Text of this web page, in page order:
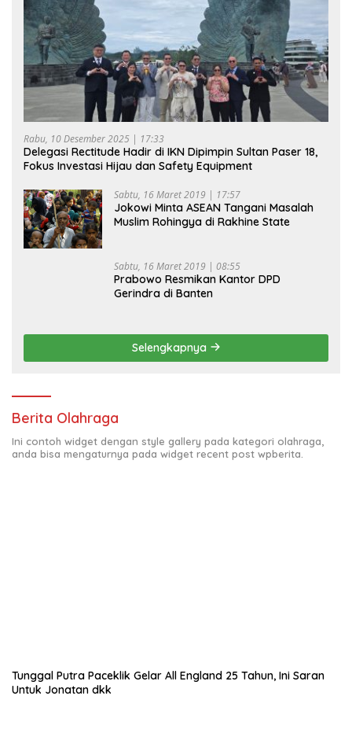
Rabu, 10 Desember 2025 | 17:33
Delegasi Rectitude Hadir di IKN Dipimpin Sultan Paser 18,
Fokus Investasi Hijau dan Safety Equipment
Sabtu, 16 Maret 2019 | 17:57
Jokowi Minta ASEAN Tangani Masalah
Muslim Rohingya di Rakhine State
Sabtu, 16 Maret 2019 | 08:55
Prabowo Resmikan Kantor DPD
Gerindra di Banten
Selengkapnya
Berita Olahraga
Ini contoh widget dengan style gallery pada kategori olahraga,
anda bisa mengaturnya pada widget recent post wpberita.
Tunggal Putra Paceklik Gelar All England 25 Tahun, Ini Saran
Untuk Jonatan dkk